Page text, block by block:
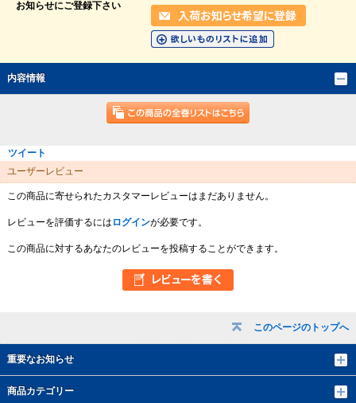
このページのトップへ
重要なお知らせ
商品カテゴリー
お知らせにご登録下さい
内容情報
ツイート
ユーザーレビュー
この商品に寄せられたカスタマーレビューはまだありません。
レビューを評価するには ログインが必要です。
この商品に対するあなたのレビューを投稿することができます。